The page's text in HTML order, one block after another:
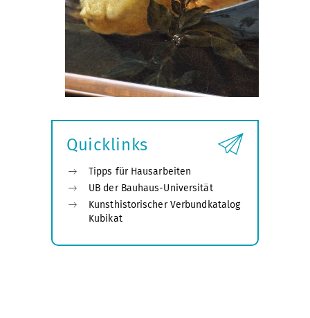
Quicklinks
Tipps für Hausarbeiten
UB der Bauhaus-Universität
Kunsthistorischer Verbundkatalog
Kubikat